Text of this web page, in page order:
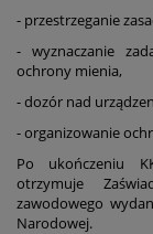
- przestrzeganie
- wyznaczanie
ochrony mienia,
- dozór nad
- organizowanie
Po ukończeniu
otrzymuje
zawodowego
Narodowej.